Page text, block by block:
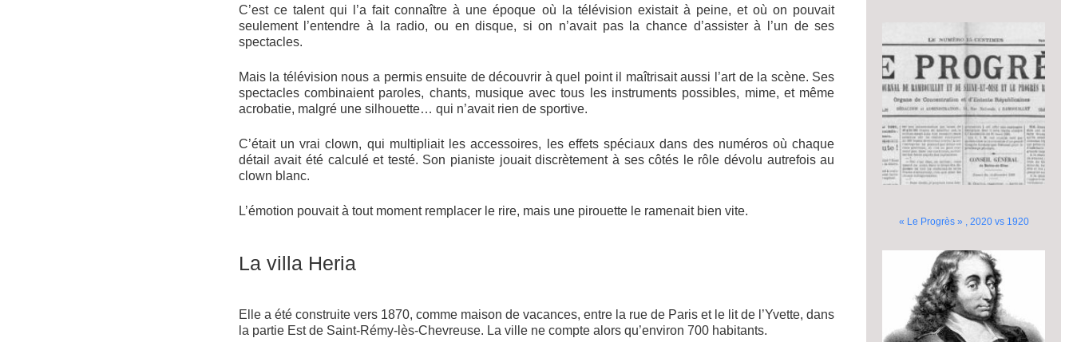
C’est ce talent qui l’a fait connaître à une époque où la télévision existait à peine, et où on pouvait
seulement l’entendre à la radio, ou en disque, si on n’avait pas la chance d’assister à l’un de ses
spectacles.
Mais la télévision nous a permis ensuite de découvrir à quel point il maîtrisait aussi l’art de la scène. Ses
spectacles combinaient paroles, chants, musique avec tous les instruments possibles, mime, et même
acrobatie, malgré une silhouette… qui n’avait rien de sportive.
C’était un vrai clown, qui multipliait les accessoires, les effets spéciaux dans des numéros où chaque
détail avait été calculé et testé. Son pianiste jouait discrètement à ses côtés le rôle dévolu autrefois au
clown blanc.
L’émotion pouvait à tout moment remplacer le rire, mais une pirouette le ramenait bien vite.
La villa Heria
Elle a été construite vers 1870, comme maison de vacances, entre la rue de Paris et le lit de l’Yvette, dans
la partie Est de Saint-Rémy-lès-Chevreuse. La ville ne compte alors qu’environ 700 habitants.
« Le Progrès » , 2020 vs 1920